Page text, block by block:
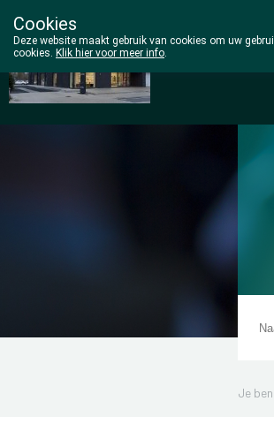
Wezel
Je
Cookies
Deze website maakt gebruik van cookies om uw
cookies. Klik hier voor meer info.